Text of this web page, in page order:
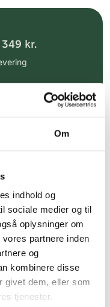
Om
indhold og
sociale medier og til
oplysninger om
partnere inden
og
kombinere disse
givet dem, eller som
tjenester.
kr.
min. i Kbh)
af kendte
spændende
lav pris.